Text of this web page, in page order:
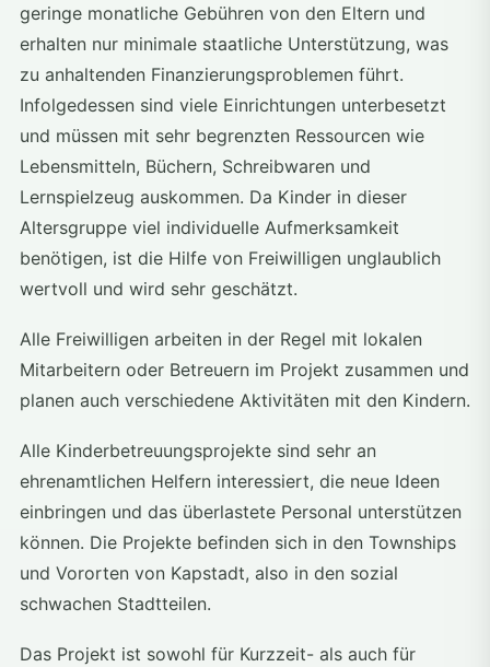
geringe monatliche Gebühren von den Eltern und
erhalten nur minimale staatliche Unterstützung, was
zu anhaltenden Finanzierungsproblemen führt.
Infolgedessen sind viele Einrichtungen unterbesetzt
und müssen mit sehr begrenzten Ressourcen wie
Lebensmitteln, Büchern, Schreibwaren und
Lernspielzeug auskommen. Da Kinder in dieser
Altersgruppe viel individuelle Aufmerksamkeit
benötigen, ist die Hilfe von Freiwilligen unglaublich
wertvoll und wird sehr geschätzt.
Alle Freiwilligen arbeiten in der Regel mit lokalen
Mitarbeitern oder Betreuern im Projekt zusammen und
planen auch verschiedene Aktivitäten mit den Kindern.
Alle Kinderbetreuungsprojekte sind sehr an
ehrenamtlichen Helfern interessiert, die neue Ideen
einbringen und das überlastete Personal unterstützen
können. Die Projekte befinden sich in den Townships
und Vororten von Kapstadt, also in den sozial
schwachen Stadtteilen.
Das Projekt ist sowohl für Kurzzeit- als auch für